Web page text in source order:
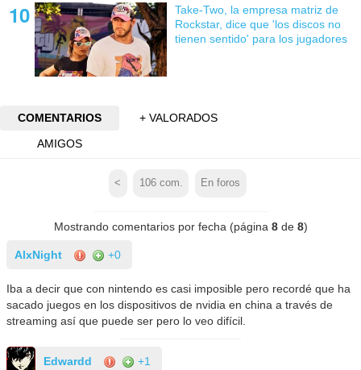
Take-Two, la empresa matriz de
Rockstar, dice que 'los discos no
tienen sentido' para los jugadores
COMENTARIOS
+ VALORADOS
AMIGOS
< 106com. En foros
Mostrando comentarios por fecha (página 8de 8)
AlxNight +0
Iba a decir que con nintendo es casi imposible pero recordé que ha
sacado juegos en los dispositivos de nvidia en china a través de
streaming así que puede ser pero lo veo difícil.
Edwardd +1